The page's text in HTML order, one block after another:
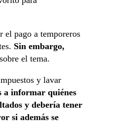
el pago a temporeros
Sin embargo,
el tema.
y lavar
a informar quiénes
y debería tener
si además se